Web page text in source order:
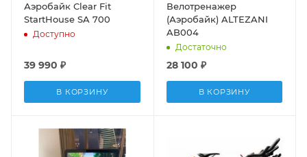
Аэробайк Clear Fit
StartHouse SA 700
Доступно
39 990 ₽
В КОРЗИНУ
Велотренажер
(Аэробайк) ALTEZANI
AB004
Достаточно
28 100 ₽
В КОРЗИНУ